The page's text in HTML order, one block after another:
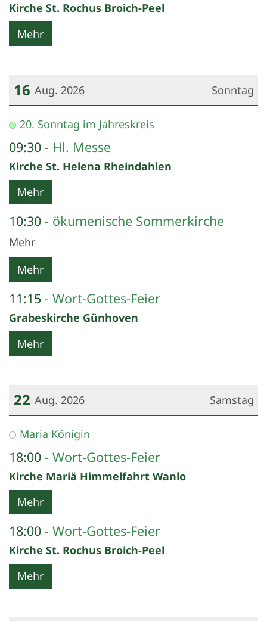
Kirche St. Rochus Broich-Peel
Mehr
Sonntag
16 Aug. 2026
Datum: 16. August 2026
20. Sonntag im Jahreskreis
09:30 Hl. Messe
Kirche St. Helena Rheindahlen
Mehr
10:30 ökumenische Sommerkirche
Mehr
Mehr
11:15 Wort-Gottes-Feier
Grabeskirche Günhoven
Mehr
Samstag
22 Aug. 2026
Datum: 22. August 2026
Maria Königin
18:00 Wort-Gottes-Feier
Kirche Mariä Himmelfahrt Wanlo
Mehr
18:00 Wort-Gottes-Feier
Kirche St. Rochus Broich-Peel
Mehr